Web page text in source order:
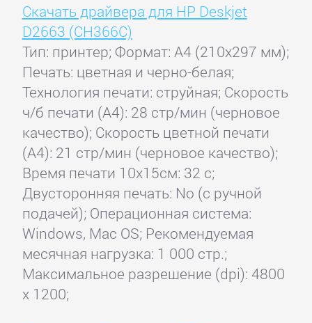
Скачать драйвера для HP Deskjet
D2663 (CH366C)
Тип: принтер; Формат: A4 (210x297 мм);
Печать: цветная и черно-белая;
Технология печати: струйная; Скорость
ч/б печати (А4): 28 стр/мин (черновое
качество); Скорость цветной печати
(А4): 21 стр/мин (черновое качество);
Время печати 10x15см: 32 с;
Двусторонняя печать: No (с ручной
подачей); Операционная система:
Windows, Mac OS; Рекомендуемая
месячная нагрузка: 1 000 стр.;
Максимальное разрешение (dpi): 4800
x 1200;